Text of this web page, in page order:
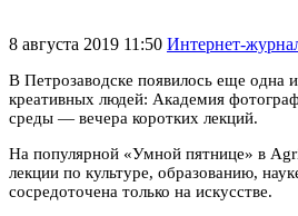
8 августа 2019 11:50 Интернет-
В Петрозаводске появилось еще одна
креативных людей: Академия
среды — вечера коротких лекций.
На популярной «Умной пятнице» в
лекции по культуре, образованию,
сосредоточена только на искусстве.